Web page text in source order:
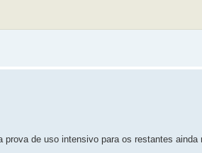
de uso intensivo para os restantes ainda